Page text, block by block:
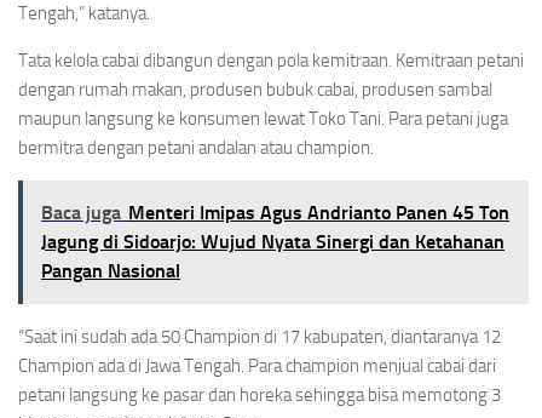
Tengah,” katanya.
Tata kelola cabai dibangun dengan pola kemitraan. Kemitraan petani
dengan rumah makan, produsen bubuk cabai, produsen sambal
maupun langsung ke konsumen lewat Toko Tani. Para petani juga
bermitra dengan petani andalan atau champion.
Baca juga Menteri Imipas Agus Andrianto Panen 45 Ton
Jagung di Sidoarjo: Wujud Nyata Sinergi dan Ketahanan
Pangan Nasional
“Saat ini sudah ada 50 Champion di 17 kabupaten, diantaranya 12
Champion ada di Jawa Tengah. Para champion menjual cabai dari
petani langsung ke pasar dan horeka sehingga bisa memotong 3